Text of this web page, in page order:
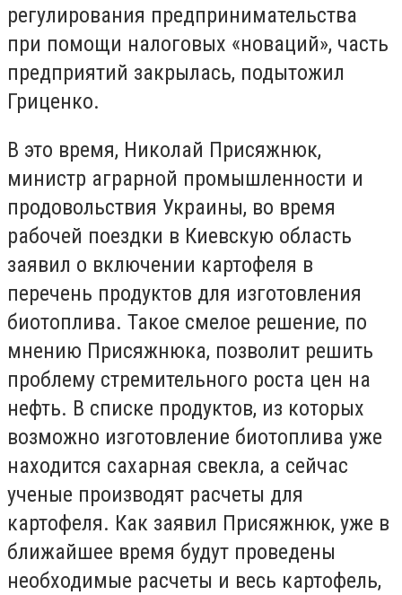
регулирования предпринимательства
при помощи налоговых «новаций», часть
предприятий закрылась, подытожил
Гриценко.
В это время, Николай Присяжнюк,
министр аграрной промышленности и
продовольствия Украины, во время
рабочей поездки в Киевскую область
заявил о включении картофеля в
перечень продуктов для изготовления
биотоплива. Такое смелое решение, по
мнению Присяжнюка, позволит решить
проблему стремительного роста цен на
нефть. В списке продуктов, из которых
возможно изготовление биотоплива уже
находится сахарная свекла, а сейчас
ученые производят расчеты для
картофеля. Как заявил Присяжнюк, уже в
ближайшее время будут проведены
необходимые расчеты и весь картофель,